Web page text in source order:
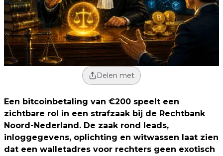
Delen met
Een bitcoinbetaling van €200 speelt een
zichtbare rol in een strafzaak bij de Rechtbank
Noord-Nederland. De zaak rond leads,
inloggegevens, oplichting en witwassen laat zien
dat een walletadres voor rechters geen exotisch